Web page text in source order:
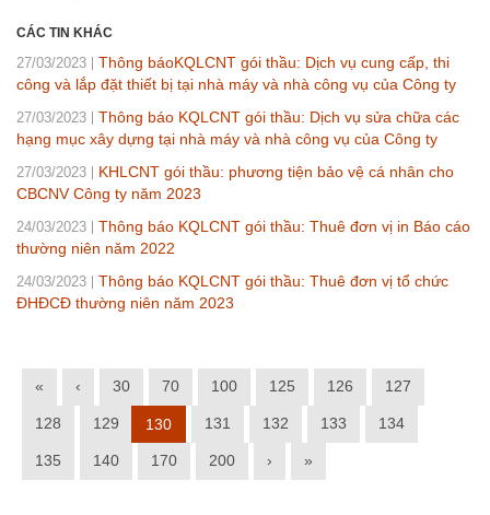
CÁC TIN KHÁC
27/03/2023
Thông báoKQLCNT gói thầu: Dịch vụ cung cấp, thi
công và lắp đặt thiết bị tại nhà máy và nhà công vụ của Công ty
27/03/2023
Thông báo KQLCNT gói thầu: Dịch vụ sửa chữa các
hạng mục xây dựng tại nhà máy và nhà công vụ của Công ty
27/03/2023
KHLCNT gói thầu: phương tiện bảo vệ cá nhân cho
CBCNV Công ty năm 2023
24/03/2023
Thông báo KQLCNT gói thầu: Thuê đơn vị in Báo cáo
thường niên năm 2022
24/03/2023
Thông báo KQLCNT gói thầu: Thuê đơn vị tổ chức
ĐHĐCĐ thường niên năm 2023
« ‹ 30 70 100 125 126 127
128 129 130 131 132 133 134
135 140 170 200 › »